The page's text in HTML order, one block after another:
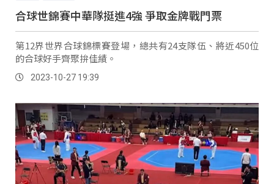
合球世錦賽中華隊挺進4強 爭取金牌戰門票
第12界世界合球錦標賽登場，總共有24支隊伍、將近450位
的合球好手齊聚拚佳績。
2023-10-27 19:39